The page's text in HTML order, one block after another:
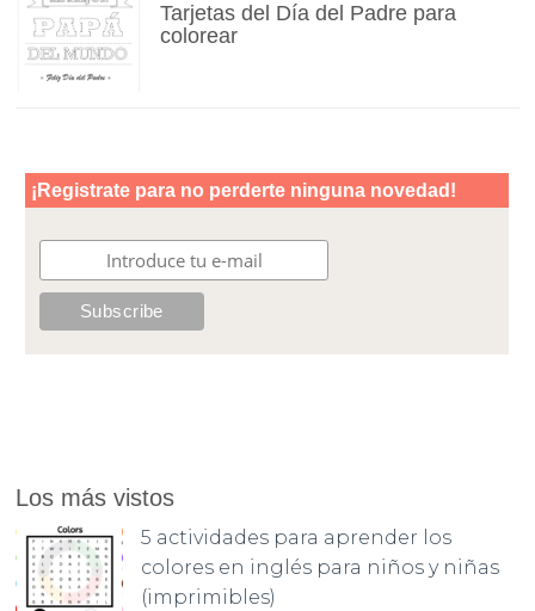
Tarjetas del Día del Padre para
colorear
Los más vistos
5 actividades para aprender los
colores en inglés para niños y niñas
(imprimibles)